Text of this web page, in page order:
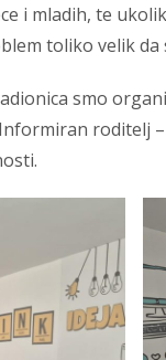
i mladih, te
toliko velik
smo
roditelj